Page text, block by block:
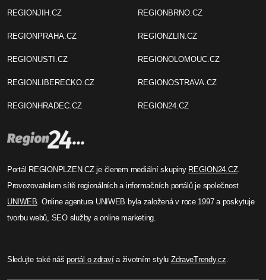
REGIONJIH.CZ
REGIONPRAHA.CZ
REGIONUSTI.CZ
REGIONLIBERECKO.CZ
REGIONHRADEC.CZ
REGIONBRNO.CZ
REGIONZLIN.CZ
REGIONOLOMOUC.CZ
REGIONOSTRAVA.CZ
REGION24.CZ
Portál REGIONPLZEN.CZ je členem mediální skupiny REGION24.CZ.
Provozovatelem sítě regionálních a informačních portálů je společnost
UNIWEB. Online agentura UNIWEB byla založená v roce 1997 a poskytuje
tvorbu webů, SEO služby a online marketing.
Sledujte také nášportál o zdravía životním stylu ZdraveTrendy.cz.